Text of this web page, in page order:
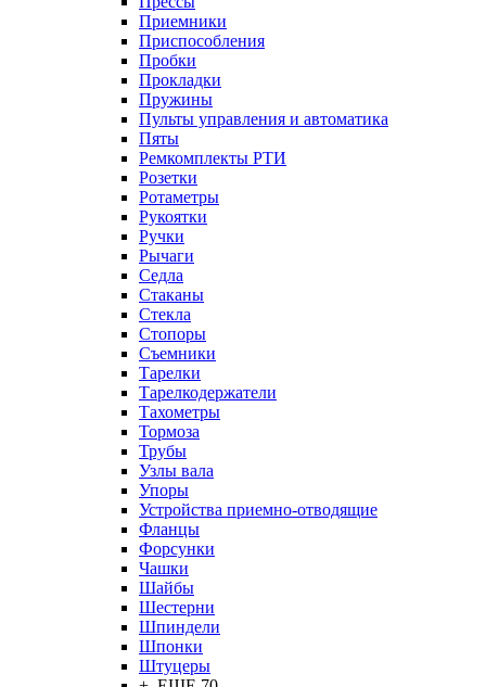
Приемники
Приспособления
Пробки
Прокладки
Пружины
Пульты управления и автоматика
Пяты
Ремкомплекты РТИ
Розетки
Ротаметры
Рукоятки
Ручки
Рычаги
Седла
Стаканы
Стекла
Стопоры
Съемники
Тарелки
Тарелкодержатели
Тахометры
Тормоза
Трубы
Узлы вала
Упоры
Устройства приемно-отводящие
Фланцы
Форсунки
Чашки
Шайбы
Шестерни
Шпиндели
Шпонки
Штуцеры